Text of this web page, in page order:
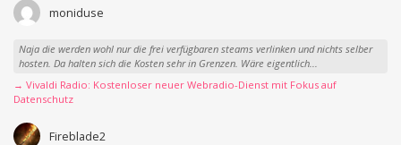
moniduse
Naja die werden wohl nur die frei verfügbaren steams verlinken und nichts selber
hosten. Da halten sich die Kosten sehr in Grenzen. Wäre eigentlich...
→ Vivaldi Radio: Kostenloser neuer Webradio-Dienst mit Fokus auf
Datenschutz
Fireblade2